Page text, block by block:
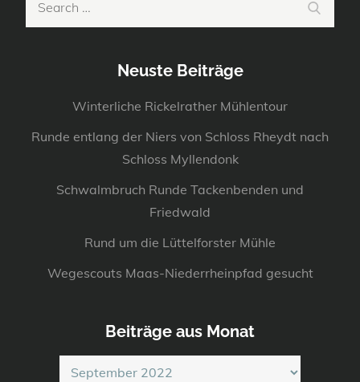
Neuste Beiträge
Winterliche Rickelrather Mühlentour
Runde entlang der Niers von Schloss Rheydt nach
Schloss Myllendonk
Schwalmbruch Runde Tackenbenden und
Friedwald
Rund um die Lüttelforster Mühle
Wegescouts Maas-Niederrheinpfad gesucht
Beiträge aus Monat
Beiträge